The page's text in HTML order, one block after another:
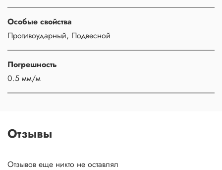
Особые свойства
Противоударный, Подвесной
Погрешность
0.5 мм/м
Отзывы
Отзывов еще никто не оставлял